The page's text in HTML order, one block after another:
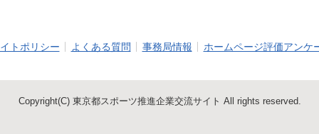
トポリシー よくある質問 事務局情報 ホームページ評価アンケ
Copyright(C) 東京都スポーツ推進企業交流サイト All rights reserved.